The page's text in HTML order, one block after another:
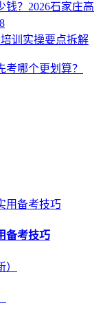
钱？2026石家庄高
训实操要点拆解
哪个更划算？
备考技巧